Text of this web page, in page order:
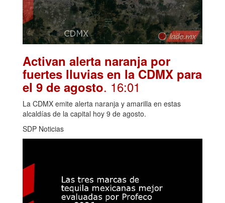
Activan alerta naranja por
fuertes lluvias en la CDMX para
el 9 de agosto. 16:01
La CDMX emite alerta naranja y amarilla en estas
alcaldías de la capital hoy 9 de agosto.
SDP Noticias